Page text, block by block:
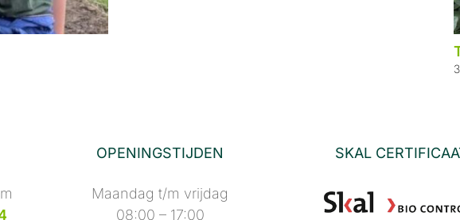
OPENINGSTIJDEN
Maandag t/m vrijdag
08:00 – 17:00
SKAL